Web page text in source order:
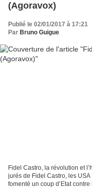
(Agoravox)
Publié le 02/01/2017 à 17:21
Par Bruno Guigue
Fidel Castro, la révolution et
jurés de Fidel Castro, les
fomenté un coup d’Etat